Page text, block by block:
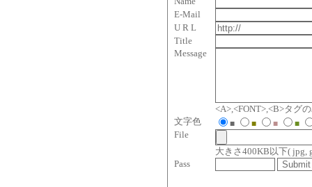
E-Mail
U R L
Title
Message
<A>,<FONT>,<B>タグ
文字色
■ ■ ■ ■
File
大きさ400KB以下( jpg,
Pass